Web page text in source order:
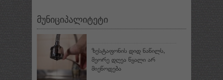
მუნიციპალიტეტი
ზესტაფონის დიდ ნაწილს,
მეორე დღეა წყალი არ
მიეწოდება